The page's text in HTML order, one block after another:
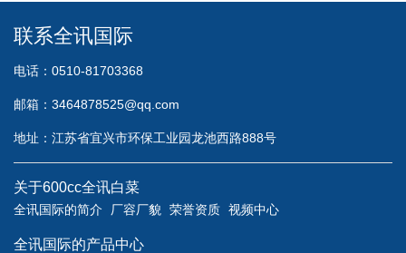
联系全讯国际
电话：0510-81703368
邮箱： 3464878525@qq.com
地址：江苏省宜兴市环保工业园龙池西路888号
关于600cc全讯白菜
全讯国际的简介 厂容厂貌 荣誉资质 视频中心
全讯国际的产品中心